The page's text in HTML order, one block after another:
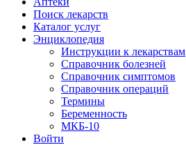
Поиск лекарств
Каталог услуг
Энциклопедия
Инструкции к лекарствам
Справочник болезней
Справочник симптомов
Справочник операций
Термины
Беременность
МКБ-10
Войти